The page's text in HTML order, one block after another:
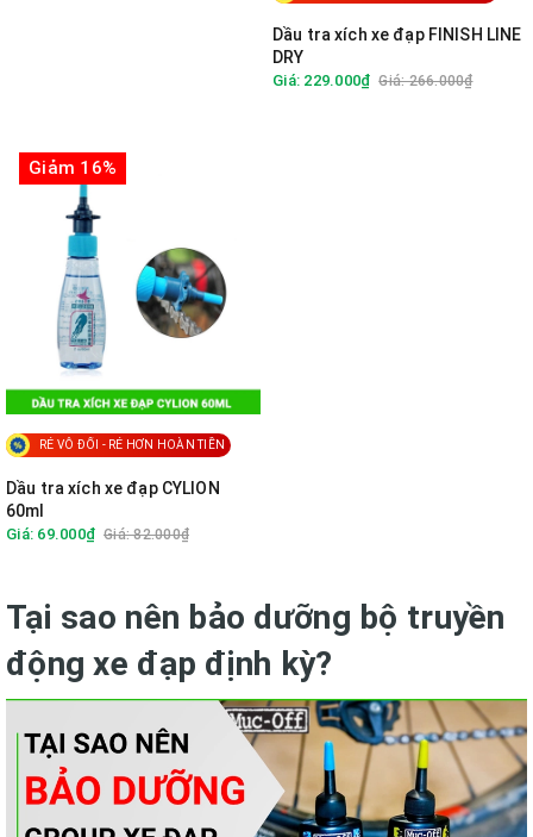
Dầu tra xích xe đạp FINISH LINE
DRY
Giá: 229.000₫ Giá: 266.000₫
Giảm 16%
RẺ VÔ ĐỐI - RẺ HƠN HOÀN TIỀN
Dầu tra xích xe đạp CYLION
60ml
Giá: 69.000₫ Giá: 82.000₫
Tại sao nên bảo dưỡng bộ truyền
động xe đạp định kỳ?